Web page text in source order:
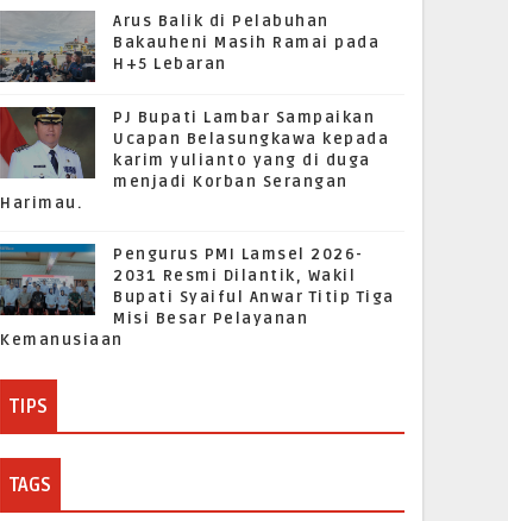
Arus Balik di Pelabuhan
Bakauheni Masih Ramai pada
H+5 Lebaran
PJ Bupati Lambar Sampaikan
Ucapan Belasungkawa kepada
karim yulianto yang di duga
menjadi Korban Serangan
Harimau.
Pengurus PMI Lamsel 2026-
2031 Resmi Dilantik, Wakil
Bupati Syaiful Anwar Titip Tiga
Misi Besar Pelayanan
Kemanusiaan
TIPS
TAGS